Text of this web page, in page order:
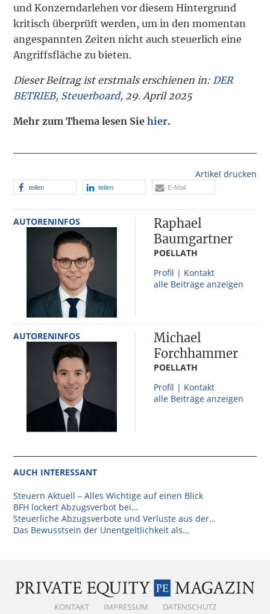
und Konzerndarlehen vor diesem Hintergrund
kritisch überprüft werden, um in den momentan
angespannten Zeiten nicht auch steuerlich eine
Angriffsfläche zu bieten.
Dieser Beitrag ist erstmals erschienen in: DER
BETRIEB, Steuerboard, 29. April 2025
Mehr zum Thema lesen Siehier.
Artikel drucken
teilen teilen E-Mail
AUTORENINFOS
Raphael
Baumgartner
POELLATH
Profil | Kontakt
alle Beiträge anzeigen
AUTORENINFOS
Michael
Forchhammer
POELLATH
Profil | Kontakt
alle Beiträge anzeigen
AUCH INTERESSANT
Steuern Aktuell – Alles Wichtige auf einen Blick
BFH lockert Abzugsverbot bei…
Steuerliche Abzugsverbote und Verluste aus der…
Das Bewusstsein der Unentgeltlichkeit als…
KONTAKT IMPRESSUM
DATENSCHUTZ